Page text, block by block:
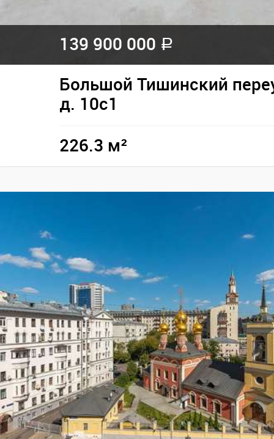
139 900 000 a
Большой Тишинский
д. 10с1
226.3 м²